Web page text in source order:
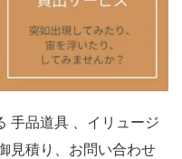
手品道具 、イリュージ
見積り、お問い合わせ